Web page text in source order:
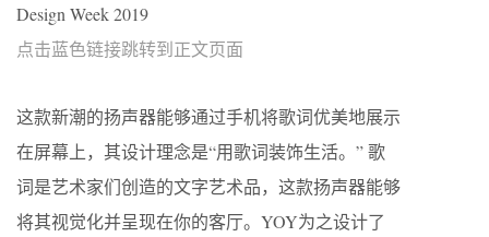
Design Week 2019
点击蓝色链接跳转到正文页面
这款新潮的扬声器能够通过手机将歌词优美地展示
在屏幕上，其设计理念是“用歌词装饰生活。” 歌
词是艺术家们创造的文字艺术品，这款扬声器能够
将其视觉化并呈现在你的客厅。YOY为之设计了